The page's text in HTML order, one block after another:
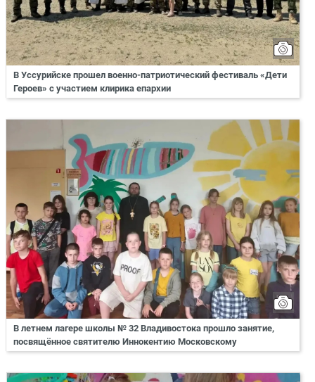
В Уссурийске прошел военно-патриотический фестиваль «Дети
Героев» с участием клирика епархии
В летнем лагере школы № 32 Владивостока прошло занятие,
посвящённое святителю Иннокентию Московскому